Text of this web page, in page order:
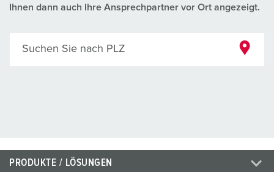
Ihnen dann auch Ihre Ansprechpartner vor Ort angezeigt.
Suchen Sie nach PLZ
PRODUKTE / LÖSUNGEN